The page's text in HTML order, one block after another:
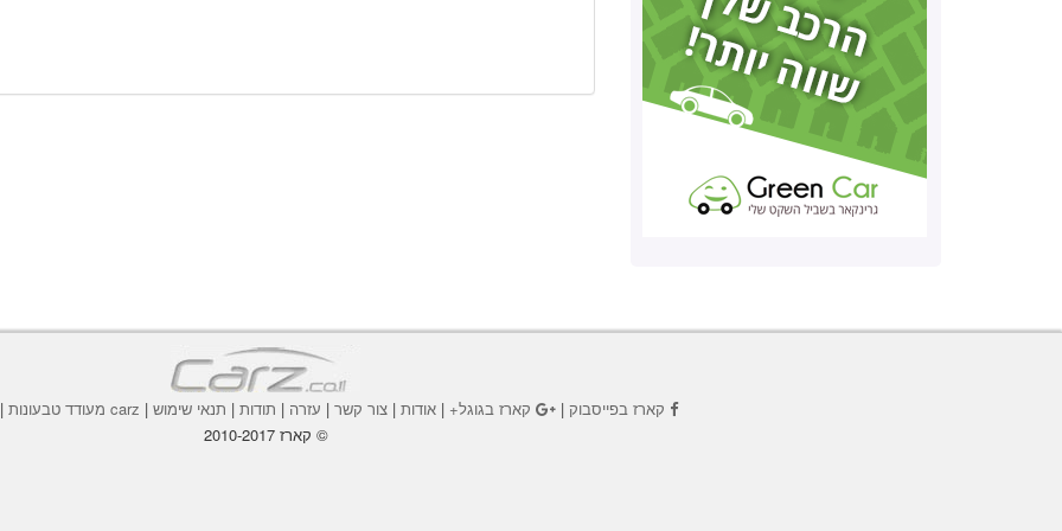
קארז בפייסבוק | קארז בגוגל+ | אודות | צור קשר | עזרה | תודות | תנאי שימוש | carz מעודד טבעונות |
© קארז 2010-2017